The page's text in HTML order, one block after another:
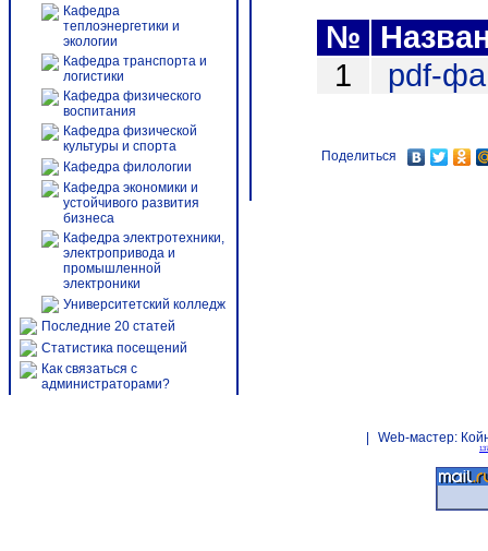
Кафедра
теплоэнергетики и
экологии
Кафедра транспорта и
логистики
Кафедра физического
воспитания
Кафедра физической
культуры и спорта
Кафедра филологии
Кафедра экономики и
устойчивого развития
бизнеса
Кафедра электротехники,
электропривода и
промышленной
электроники
Университетский колледж
Последние 20 статей
Статистика посещений
Как связаться с
администраторами?
№
1
pdf-
Поделиться
Web-мастер: